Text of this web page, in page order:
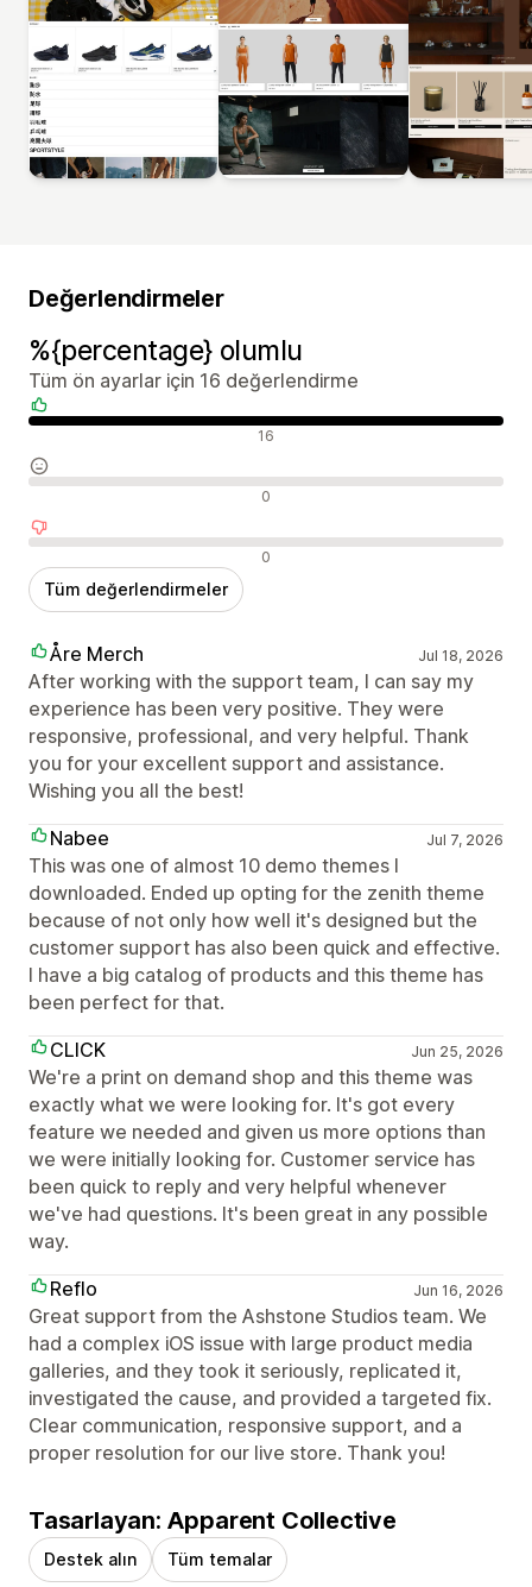
Değerlendirmeler
%{percentage} olumlu
Tüm ön ayarlar için 16 değerlendirme
Olumlu değerlendirmeler 16
Nötr değerlendirmeler 0
Olumsuz değerlendirmeler 0
Tüm değerlendirmeler
Åre Merch Jul 18, 2026
After working with the support team, I can say my
experience has been very positive. They were
responsive, professional, and very helpful. Thank
you for your excellent support and assistance.
Wishing you all the best!
Nabee
Jul 7, 2026
This was one of almost 10 demo themes I
downloaded. Ended up opting for the zenith theme
because of not only how well it's designed but the
customer support has also been quick and effective.
I have a big catalog of products and this theme has
been perfect for that.
CLICK
Jun 25, 2026
We're a print on demand shop and this theme was
exactly what we were looking for. It's got every
feature we needed and given us more options than
we were initially looking for. Customer service has
been quick to reply and very helpful whenever
we've had questions. It's been great in any possible
way.
Reflo
Jun 16, 2026
Great support from the Ashstone Studios team. We
had a complex iOS issue with large product media
galleries, and they took it seriously, replicated it,
investigated the cause, and provided a targeted fix.
Clear communication, responsive support, and a
proper resolution for our live store. Thank you!
Tasarlayan: Apparent Collective
Destek alın Tüm temalar